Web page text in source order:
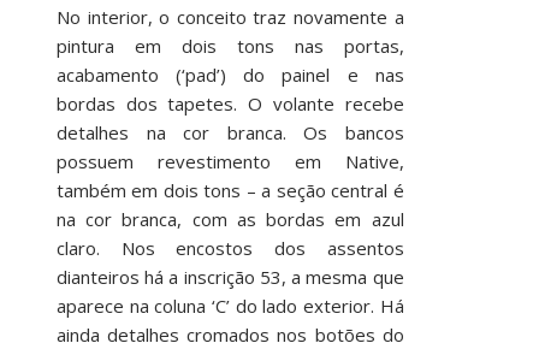
No interior, o conceito traz novamente a
pintura em dois tons nas portas,
acabamento (‘pad’) do painel e nas
bordas dos tapetes. O volante recebe
detalhes na cor branca. Os bancos
possuem revestimento em Native,
também em dois tons – a seção central é
na cor branca, com as bordas em azul
claro. Nos encostos dos assentos
dianteiros há a inscrição 53, a mesma que
aparece na coluna ‘C’ do lado exterior. Há
ainda detalhes cromados nos botões do